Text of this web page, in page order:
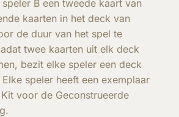
B een tweede kaart van
kaarten in het deck van
de duur van het spel te
twee kaarten uit elk deck
bezit elke speler een deck
speler heeft een exemplaar
voor de Geconstrueerde